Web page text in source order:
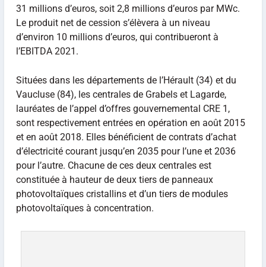
31 millions d’euros, soit 2,8 millions d’euros par MWc.
Le produit net de cession s’élèvera à un niveau
d’environ 10 millions d’euros, qui contribueront à
l’EBITDA 2021.
Situées dans les départements de l’Hérault (34) et du
Vaucluse (84), les centrales de Grabels et Lagarde,
lauréates de l’appel d’offres gouvernemental CRE 1,
sont respectivement entrées en opération en août 2015
et en août 2018. Elles bénéficient de contrats d’achat
d’électricité courant jusqu’en 2035 pour l’une et 2036
pour l’autre. Chacune de ces deux centrales est
constituée à hauteur de deux tiers de panneaux
photovoltaïques cristallins et d’un tiers de modules
photovoltaïques à concentration.